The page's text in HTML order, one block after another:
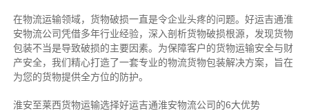
在物流运输领域，货物破损一直是令企业头疼的问题。好运吉通淮
安物流公司凭借多年行业经验，深入剖析货物破损根源，发现货物
包装不当是导致破损的主要因素。为保障客户的货物运输安全与财
产安全，我们精心打造了一套专业的物流货物包装解决方案，旨在
为您的货物提供全方位的防护。
淮安至莱西货物运输选择好运吉通淮安物流公司的6大优势